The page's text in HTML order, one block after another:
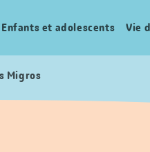
Enfants et adolescents Vie
Migros